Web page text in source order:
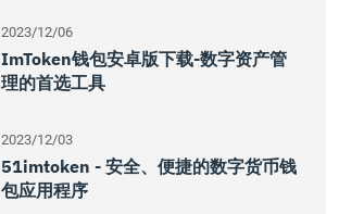
2023/12/06
ImToken钱包安卓版下载-数字资产管
理的首选工具
2023/12/03
51imtoken - 安全、便捷的数字货币钱
包应用程序